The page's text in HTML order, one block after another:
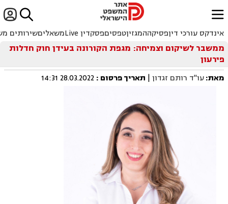

ﱐ
אינדקס עורכי דיןפסיקההמגזיןטפסיםפסקדין Live משאליםשירותים
ממשבר לשיקום וצמיחה: מגפת הקורונה בעידן חוק חדלות
פירעון
מאת:עו"ד רותם זגדון | תאריך פרסום :
28.03.2022 14:31